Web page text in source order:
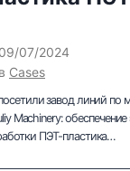
09/07/2024
Cases
завод линий по
Machinery:
ПЭТ-пластика…